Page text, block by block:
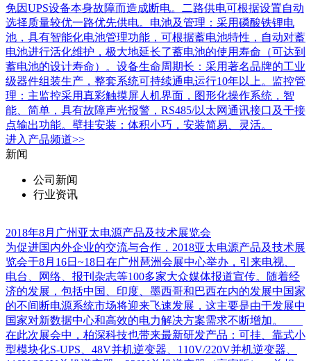
免因UPS设备本身故障而造成断电。二路供电可根据设置自动
选择质量较优一路优先供电。电池及管理：采用磷酸铁锂电
池，具有智能化电池管理功能，可根据蓄电池特性，自动对蓄
电池进行活化维护，极大地延长了蓄电池的使用寿命（可达到
蓄电池的设计寿命）。设备生命周期长：采用著名品牌的工业
级器件组装生产，整套系统可持续通电运行10年以上。监控管
理：主监控采用真彩触摸屏人机界面，图形化操作系统，智
能、简单，具有故障声光报警，RS485/以太网通讯接口及干接
点输出功能。壁挂安装：体积小巧，安装简易、灵活。
进入 产品频道>>
新闻
公司新闻
行业资讯
2018年8月广州亚太电源产品及技术展览会
为促进国内外企业的交流与合作，2018亚太电源产品及技术展
览会于8月16日~18日在广州琶洲会展中心举办，引来电视、
电台、网络、报刊杂志等100多家大众媒体报道宣传。随着经
济的发展，包括中国、印度、墨西哥和巴西在内的发展中国家
的不间断电源系统市场将迎来飞速发展，这主要是由于发展中
国家对新数据中心和高效的电力解决方案需求不断增加。
在此次展会中，柏深科技也带来最新研发产品：可挂、靠式小
型模块化S-UPS、48V并机逆变器、110V/220V并机逆变器、